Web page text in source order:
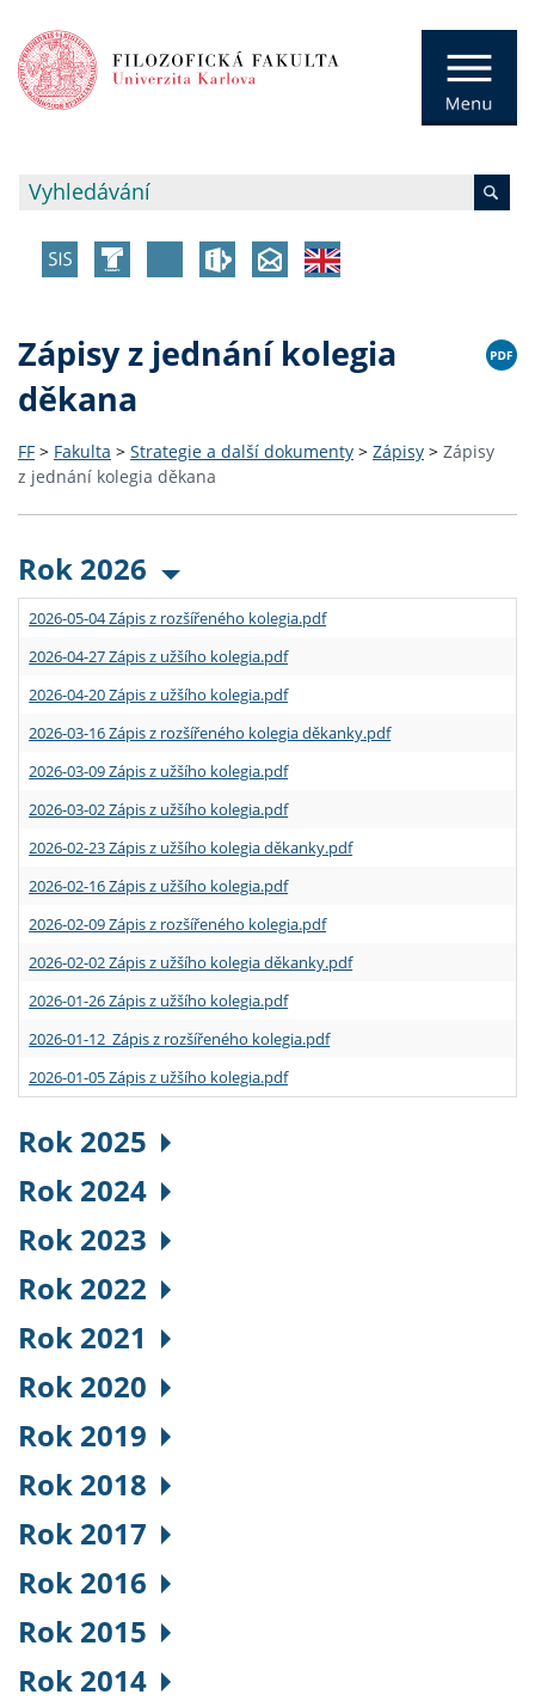
Zápisy z jednání kolegia
děkana
FF > Fakulta > Strategie a další dokumenty > Zápisy > Zápisy
z jednání kolegia děkana
Rok 2026
2026-05-04 Zápis z rozšířeného kolegia.pdf
2026-04-27 Zápis z užšího kolegia.pdf
2026-04-20 Zápis z užšího kolegia.pdf
2026-03-16 Zápis z rozšířeného kolegia děkanky.pdf
2026-03-09 Zápis z užšího kolegia.pdf
2026-03-02 Zápis z užšího kolegia.pdf
2026-02-23 Zápis z užšího kolegia děkanky.pdf
2026-02-16 Zápis z užšího kolegia.pdf
2026-02-09 Zápis z rozšířeného kolegia.pdf
2026-02-02 Zápis z užšího kolegia děkanky.pdf
2026-01-26 Zápis z užšího kolegia.pdf
2026-01-12 Zápis z rozšířeného kolegia.pdf
2026-01-05 Zápis z užšího kolegia.pdf
Rok 2025
Rok 2024
Rok 2023
Rok 2022
Rok 2021
Rok 2020
Rok 2019
Rok 2018
Rok 2017
Rok 2016
Rok 2015
Rok 2014